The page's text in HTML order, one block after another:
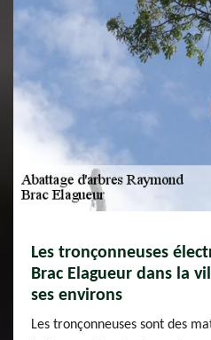
Les tronçonneuses
Brac Elagueur dans la
ses environs
Les tronçonneuses sont des